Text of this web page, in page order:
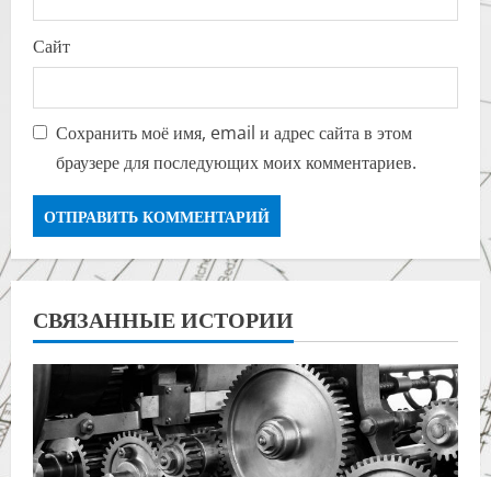
Сайт
Сохранить моё имя, email и адрес сайта в этом
браузере для последующих моих комментариев.
СВЯЗАННЫЕ ИСТОРИИ